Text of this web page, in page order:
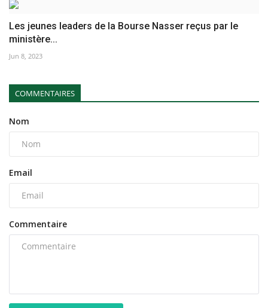
Les jeunes leaders de la Bourse Nasser reçus par le
ministère...
Jun 8, 2023
COMMENTAIRES
Nom
Email
Commentaire